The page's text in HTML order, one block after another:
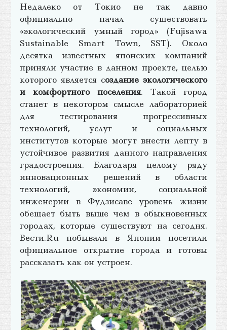
Недалеко от Токио не так давно
официально начал существовать
«экологический умный город» (Fujisawa
Sustainable Smart Town, SST). Около
десятка известных японских компаний
приняли участие в данном проекте, целью
которого является создание экологического
и комфортного поселения. Такой город
станет в некотором смысле лабораторией
для тестирования прогрессивных
технологий, услуг и социальных
институтов которые могут внести лепту в
устойчивое развития данного направления
градостроения. Благодаря целому ряду
инновационных решений в области
технологий, экономии, социальной
инженерии в Фудзисаве уровень жизни
обещает быть выше чем в обыкновенных
городах, которые существуют на сегодня.
Вести.Ru побывали в Японии посетили
официальное открытие города и готовы
рассказать как он устроен.